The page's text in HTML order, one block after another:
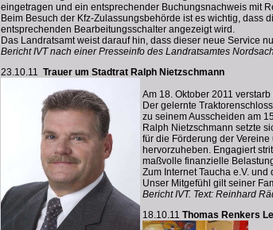
eingetragen und ein entsprechender Buchungsnachweis mit
Beim Besuch der Kfz-Zulassungsbehörde ist es wichtig, dass
entsprechenden Bearbeitungsschalter angezeigt wird.
Das Landratsamt weist darauf hin, dass dieser neue Service
Bericht IVT nach einer Presseinfo des Landratsamtes
23.10.11
Trauer um Stadtrat Ralph Nietzschmann
Am 18. Oktober 2011
Der gelernte
zu seinem Ausscheiden am
Ralph Nietzschmann setzte
für die Förderung der
hervorzuheben. Engagiert
maßvolle finanzielle
Zum Internet Taucha e.V.
Unser Mitgefühl gilt seiner
Bericht IVT. Text: Reinhard
18.10.11 Thomas Renkers